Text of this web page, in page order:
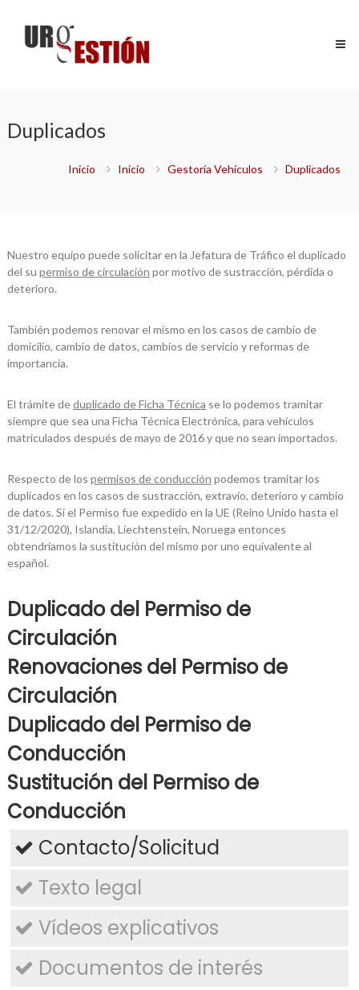
contenido
Certificados
Gestiones
Duplicados
Inicio Inicio Gestoría Vehículos Duplicados
Nuestro equipo puede solicitar en la Jefatura de Tráfico el duplicado
del su permiso de circulación por motivo de sustracción, pérdida o
deterioro.
También podemos renovar el mismo en los casos de cambio de
domicilio, cambio de datos, cambios de servicio y reformas de
importancia.
El trámite deduplicado de Ficha Técnica se lo podemos tramitar
siempre que sea una Ficha Técnica Electrónica, para vehículos
matriculados después de mayo de 2016 y que no sean importados.
Respecto de los permisos de conducción podemos tramitar los
duplicados en los casos de sustracción, extravío, deterioro y cambio
de datos. Si el Permiso fue expedido en la UE (Reino Unido hasta el
31/12/2020), Islandia, Liechtenstein, Noruega entonces
obtendríamos la sustitución del mismo por uno equivalente al
español.
Duplicado del Permiso de
Circulación
Renovaciones del Permiso de
Circulación
Duplicado del Permiso de
Conducción
Sustitución del Permiso de
Conducción
Contacto/Solicitud
Texto legal
Vídeos explicativos
Documentos de interés